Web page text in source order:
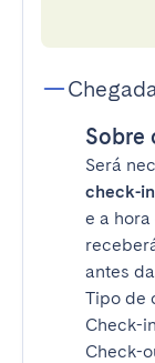
Sobre
Será
check-
e a
antes
Tipo de
Check-
Check-